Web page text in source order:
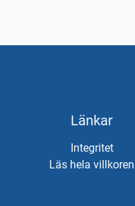
Länkar
Integritet
Läs hela villkoren